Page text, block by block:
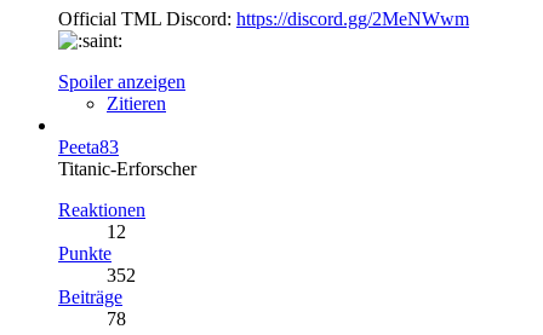
Official TML Discord: https://discord.gg/2MeNWwm
Spoiler anzeigen
Zitieren
Peeta83
Titanic-Erforscher
Reaktionen
12
Punkte
352
Beiträge
78